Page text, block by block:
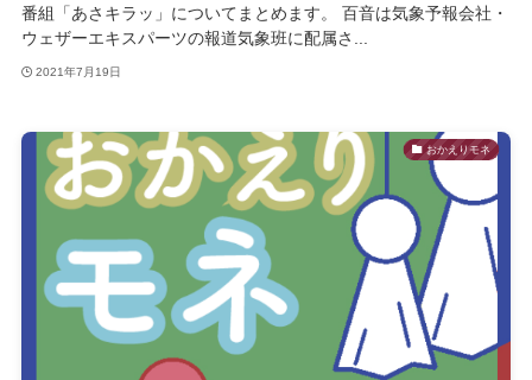
番組「あさキラッ」についてまとめます。 百音は気象予報会社・
ウェザーエキスパーツの報道気象班に配属さ...
2021年7月19日
おかえりモネ